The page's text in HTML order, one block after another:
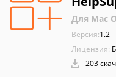
Для Mac
Версия:1.2
Лицензия:
203